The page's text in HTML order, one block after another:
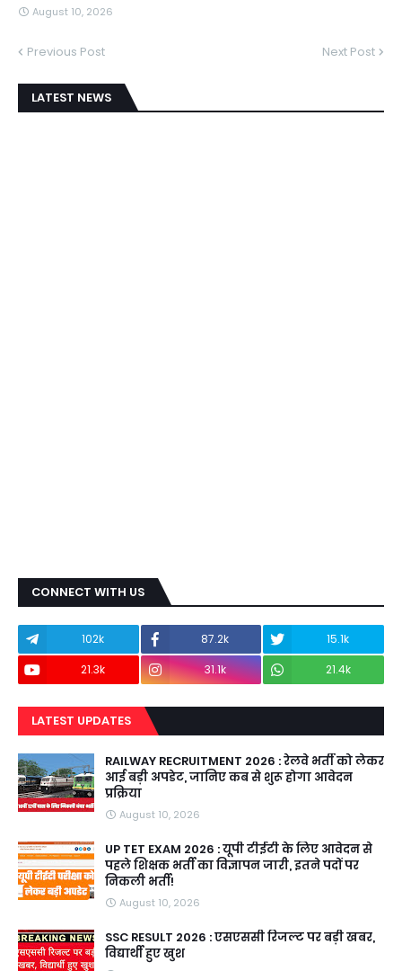
August 10, 2026
Previous Post Next Post
LATEST NEWS
CONNECT WITH US
102k 87.2k
15.1k
21.3k
31.1k 21.4k
LATEST UPDATES
RAILWAY RECRUITMENT 2026 : रेलवे भर्ती को लेकर
आई बड़ी अपडेट, जानिए कब से शुरू होगा आवेदन
प्रक्रिया
August 10, 2026
UP TET EXAM 2026 : यूपी टीईटी के लिए आवेदन से
पहले शिक्षक भर्ती का विज्ञापन जारी, इतने पदों पर
निकली भर्ती!
August 10, 2026
SSC RESULT 2026 : एसएससी रिजल्ट पर बड़ी खबर,
विद्यार्थी हुए खुश